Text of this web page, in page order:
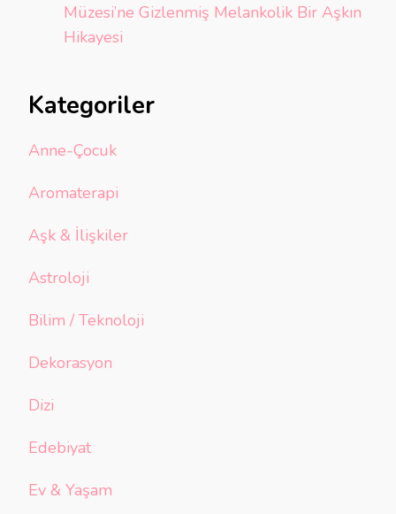
Müzesi’ne Gizlenmiş Melankolik Bir Aşkın
Hikayesi
Kategoriler
Anne-Çocuk
Aromaterapi
Aşk & İlişkiler
Astroloji
Bilim / Teknoloji
Dekorasyon
Dizi
Edebiyat
Ev & Yaşam